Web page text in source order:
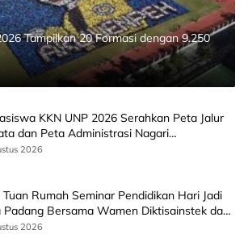
Tampilkan 20 Formasi dengan 9.250
KKN UNP 2026 Serahkan Peta Jalur
dan Peta Administrasi Nagari
2026
Tuan Rumah Seminar Pendidikan Hari Jadi
Padang Bersama Wamen Diktisainstek dan
Malaysia
2026